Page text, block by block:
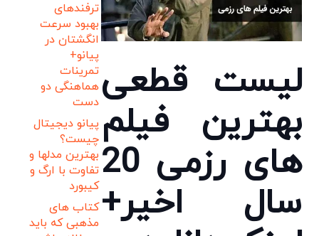
لیست قطعی
بهترین فیلم
های رزمی 20
سال اخیر+
ترفندهای
بهبود سرعت
انگشتان در
پیانو+
تمرینات
هماهنگی دو
دست
پیانو دیجیتال
چیست؟
بهترین مدلها و
تفاوت با ارگ و
کیبورد
کتاب های
مذهبی که باید